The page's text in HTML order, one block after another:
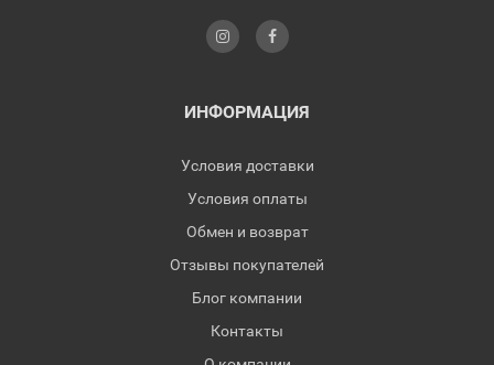
ИНФОРМАЦИЯ
Условия доставки
Условия оплаты
Обмен и возврат
Отзывы покупателей
Блог компании
Контакты